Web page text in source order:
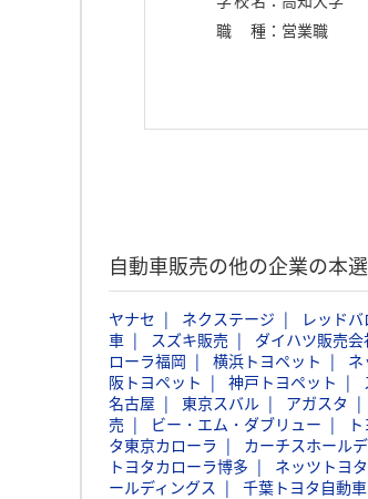
職種 ： 営業職
自動車販売の他の企業の本
ヤナセ ネクステージ レッドバ
車
スズキ販売 ダイハツ販売
ローラ福岡
横浜トヨペット
阪トヨペット
神戸トヨペット
名古屋
東京スバル アガスタ
売
ビー・エム・ダブリュー
タ東京カローラ
カーチスホール
トヨタカローラ博多
ネッツトヨ
ールディングス
千葉トヨタ自動車